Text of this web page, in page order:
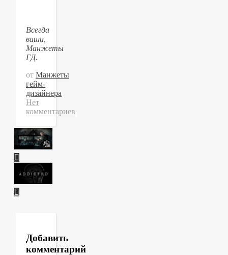
Всегда
ваши,
Манжеты
ГД.
от Манжеты
гейм-
дизайнера
Нет
комментариев
Добавить
комментарий